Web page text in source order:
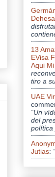
Dehesa
13
EVisa
Aqui
tiro a
UAE
“Un
del
Jutias: